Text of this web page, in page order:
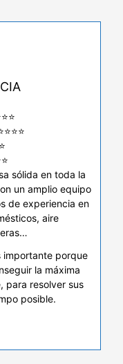
sólida en toda la
un amplio equipo
de experiencia en
aire
importante porque
la máxima
para resolver sus
posible.